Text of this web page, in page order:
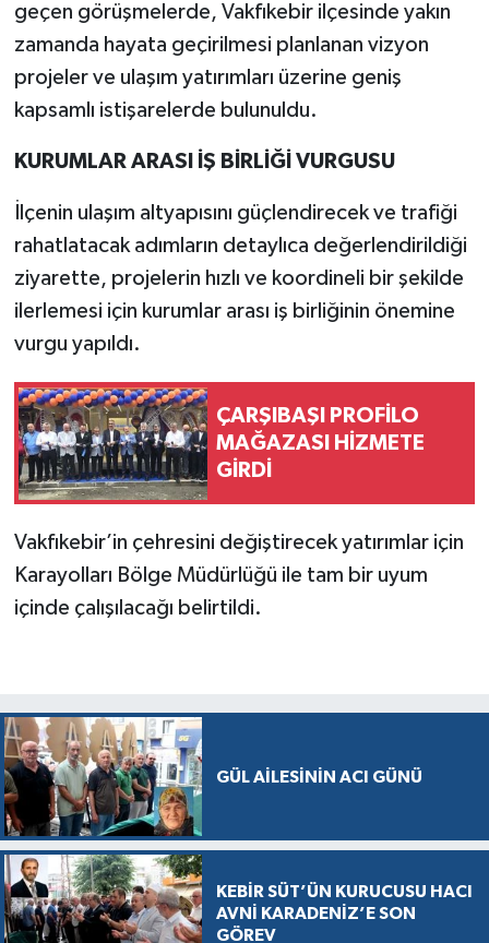
geçen görüşmelerde, Vakfıkebir ilçesinde yakın
zamanda hayata geçirilmesi planlanan vizyon
projeler ve ulaşım yatırımları üzerine geniş
kapsamlı istişarelerde bulunuldu.
KURUMLAR ARASI İŞ BİRLİĞİ VURGUSU
İlçenin ulaşım altyapısını güçlendirecek ve trafiği
rahatlatacak adımların detaylıca değerlendirildiği
ziyarette, projelerin hızlı ve koordineli bir şekilde
ilerlemesi için kurumlar arası iş birliğinin önemine
vurgu yapıldı.
ÇARŞIBAŞI PROFİLO
MAĞAZASI HİZMETE
GİRDİ
Vakfıkebir’in çehresini değiştirecek yatırımlar için
Karayolları Bölge Müdürlüğü ile tam bir uyum
içinde çalışılacağı belirtildi.
GÜL AİLESİNİN ACI GÜNÜ
KEBİR SÜT’ÜN KURUCUSU HACI
AVNİ KARADENİZ’E SON
GÖREV